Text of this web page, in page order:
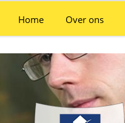
Home Over ons